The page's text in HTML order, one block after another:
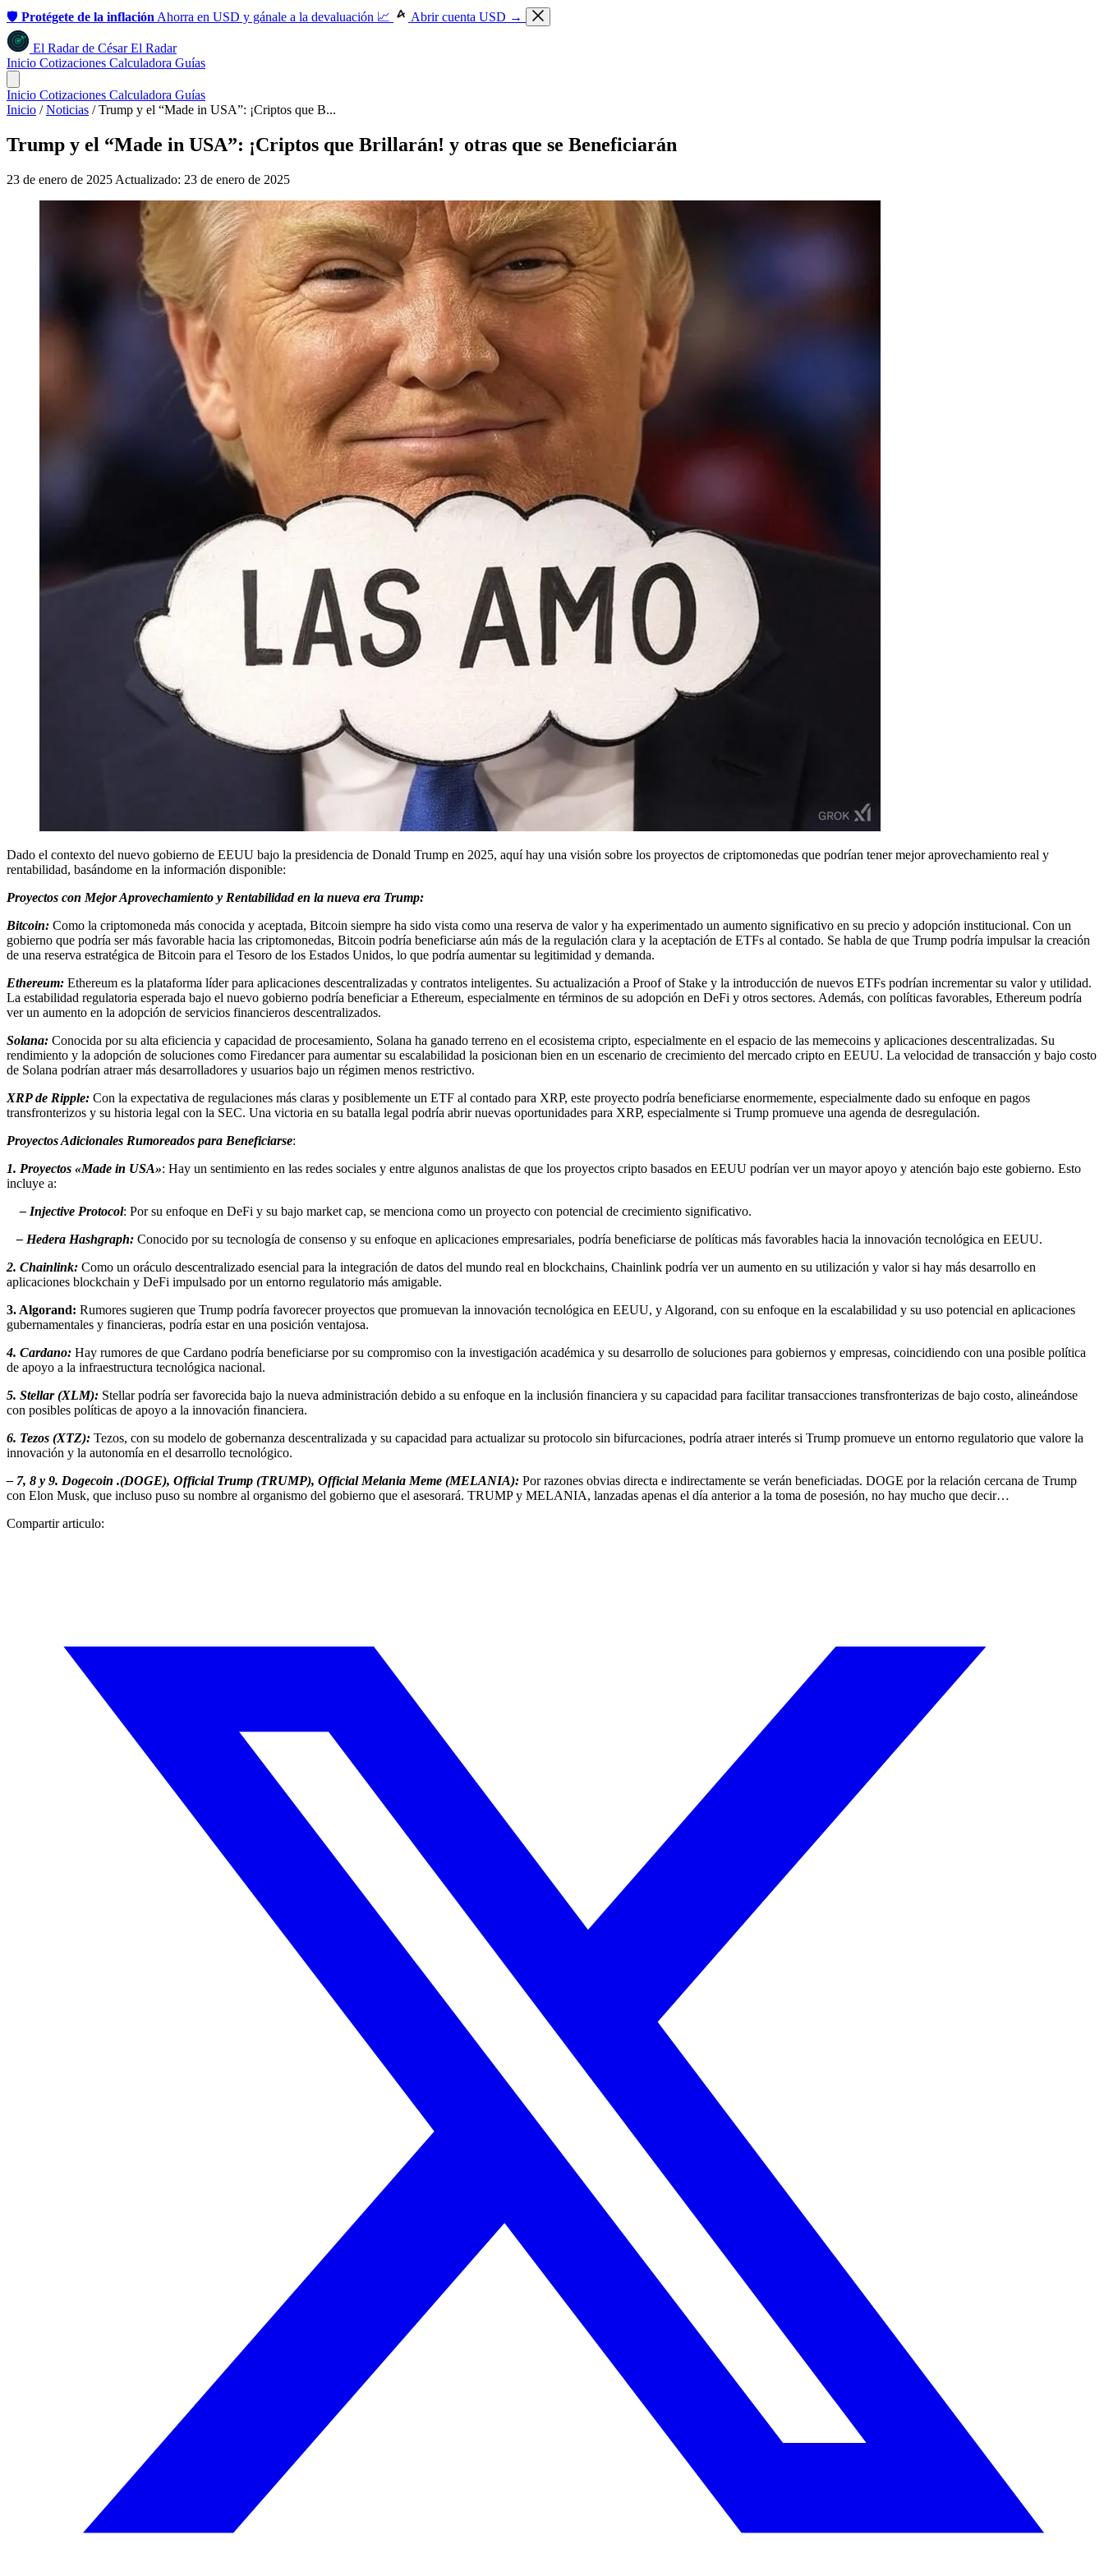
🛡️ Protégete de la inflación Ahorra en USD y gánale a la devaluación 📈 Abrir cuenta USD →
El Radarde César El Radar
Inicio Cotizaciones Calculadora Guías
Inicio Cotizaciones Calculadora Guías
Inicio / Noticias / Trump y el “Made in USA”: ¡Criptos que B...
Trump y el “Made in USA”: ¡Criptos que Brillarán! y otras que se Beneficiarán
23 de enero de 2025 Actualizado: 23 de enero de 2025
Dado el contexto del nuevo gobierno de EEUU bajo la presidencia de Donald Trump en 2025, aquí hay una visión sobre los proyectos de criptomonedas que podrían tener mejor aprovechamiento real y
rentabilidad, basándome en la información disponible:
Proyectos con Mejor Aprovechamiento y Rentabilidad en la nueva era Trump:
Bitcoin: Como la criptomoneda más conocida y aceptada, Bitcoin siempre ha sido vista como una reserva de valor y ha experimentado un aumento significativo en su precio y adopción institucional. Con un
gobierno que podría ser más favorable hacia las criptomonedas, Bitcoin podría beneficiarse aún más de la regulación clara y la aceptación de ETFs al contado. Se habla de que Trump podría impulsar la creación
de una reserva estratégica de Bitcoin para el Tesoro de los Estados Unidos, lo que podría aumentar su legitimidad y demanda.
Ethereum: Ethereum es la plataforma líder para aplicaciones descentralizadas y contratos inteligentes. Su actualización a Proof of Stake y la introducción de nuevos ETFs podrían incrementar su valor y utilidad.
La estabilidad regulatoria esperada bajo el nuevo gobierno podría beneficiar a Ethereum, especialmente en términos de su adopción en DeFi y otros sectores. Además, con políticas favorables, Ethereum podría
ver un aumento en la adopción de servicios financieros descentralizados.
Solana: Conocida por su alta eficiencia y capacidad de procesamiento, Solana ha ganado terreno en el ecosistema cripto, especialmente en el espacio de las memecoins y aplicaciones descentralizadas. Su
rendimiento y la adopción de soluciones como Firedancer para aumentar su escalabilidad la posicionan bien en un escenario de crecimiento del mercado cripto en EEUU. La velocidad de transacción y bajo costo
de Solana podrían atraer más desarrolladores y usuarios bajo un régimen menos restrictivo.
XRP de Ripple: Con la expectativa de regulaciones más claras y posiblemente un ETF al contado para XRP, este proyecto podría beneficiarse enormemente, especialmente dado su enfoque en pagos
transfronterizos y su historia legal con la SEC. Una victoria en su batalla legal podría abrir nuevas oportunidades para XRP, especialmente si Trump promueve una agenda de desregulación.
Proyectos Adicionales Rumoreados para Beneficiarse:
1. Proyectos «Made in USA»: Hay un sentimiento en las redes sociales y entre algunos analistas de que los proyectos cripto basados en EEUU podrían ver un mayor apoyo y atención bajo este gobierno. Esto
incluye a:
– Injective Protocol: Por su enfoque en DeFi y su bajo market cap, se menciona como un proyecto con potencial de crecimiento significativo.
– Hedera Hashgraph: Conocido por su tecnología de consenso y su enfoque en aplicaciones empresariales, podría beneficiarse de políticas más favorables hacia la innovación tecnológica en EEUU.
2. Chainlink: Como un oráculo descentralizado esencial para la integración de datos del mundo real en blockchains, Chainlink podría ver un aumento en su utilización y valor si hay más desarrollo en
aplicaciones blockchain y DeFi impulsado por un entorno regulatorio más amigable.
3. Algorand: Rumores sugieren que Trump podría favorecer proyectos que promuevan la innovación tecnológica en EEUU, y Algorand, con su enfoque en la escalabilidad y su uso potencial en aplicaciones
gubernamentales y financieras, podría estar en una posición ventajosa.
4. Cardano: Hay rumores de que Cardano podría beneficiarse por su compromiso con la investigación académica y su desarrollo de soluciones para gobiernos y empresas, coincidiendo con una posible política
de apoyo a la infraestructura tecnológica nacional.
5. Stellar (XLM): Stellar podría ser favorecida bajo la nueva administración debido a su enfoque en la inclusión financiera y su capacidad para facilitar transacciones transfronterizas de bajo costo, alineándose
con posibles políticas de apoyo a la innovación financiera.
6. Tezos (XTZ): Tezos, con su modelo de gobernanza descentralizada y su capacidad para actualizar su protocolo sin bifurcaciones, podría atraer interés si Trump promueve un entorno regulatorio que valore la
innovación y la autonomía en el desarrollo tecnológico.
– 7, 8 y 9. Dogecoin .(DOGE), Official Trump (TRUMP), Official Melania Meme (MELANIA): Por razones obvias directa e indirectamente se verán beneficiadas. DOGE por la relación cercana de Trump
con Elon Musk, que incluso puso su nombre al organismo del gobierno que el asesorará. TRUMP y MELANIA, lanzadas apenas el día anterior a la toma de posesión, no hay mucho que decir…
Compartir articulo: